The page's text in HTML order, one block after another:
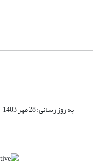
به روز رسانی: 28 مهر 1403